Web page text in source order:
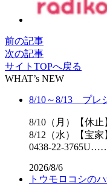
前の記事
次の記事
サイトTOPへ戻る
WHAT’s NEW
8/10～8/13 プレ
8/10（月）【休止
8/12（水）【宝家
0438-22-
2026/8/6
トウモロコシの